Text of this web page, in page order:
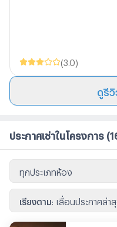
(3.0)
ดูรีวิ
ประกาศเช่าในโครงการ
ทุกประเภทห้อง
เรียงตาม เลื่อนประกาศล่า